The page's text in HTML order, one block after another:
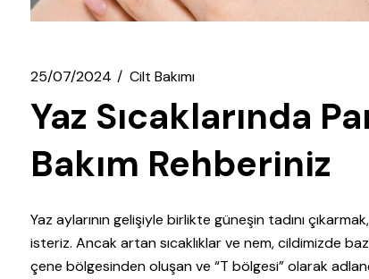
25/07/2024 Cilt Bakımı
Yaz Sıcaklarında
Bakım Rehberiniz
Yaz aylarının gelişiyle birlikte güneşin tadını
isteriz. Ancak artan sıcaklıklar ve nem, cildimizde
çene bölgesinden oluşan ve “T bölgesi” olarak